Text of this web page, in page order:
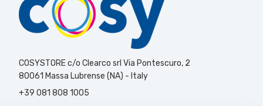
COSYSTORE c/o Clearco srl Via Pontescuro, 2
80061 Massa Lubrense (NA) - Italy
+39 081 808 1005